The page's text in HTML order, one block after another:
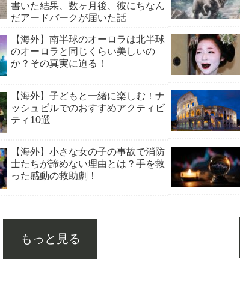
書いた結果、数ヶ月後、彼にちなん
だアードバークが届いた話
【海外】南半球のオーロラは北半球
のオーロラと同じくらい美しいの
か？その真実に迫る！
【海外】子どもと一緒に楽しむ！ナ
ッシュビルでのおすすめアクティビ
ティ10選
【海外】小さな女の子の事故で消防
士たちが諦めない理由とは？手を救
った感動の救助劇！
もっと見る